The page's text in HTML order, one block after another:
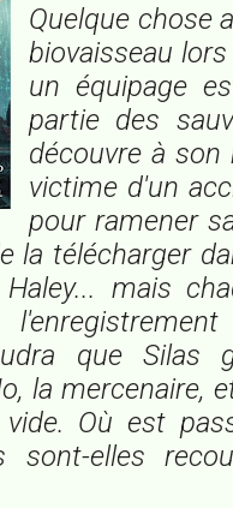
Quelque chose
biovaisseau
un équipage
partie des
découvre à son
victime d'un
pour ramener
la télécharger
mais
que Silas
la mercenaire,
Où est
sont-elles